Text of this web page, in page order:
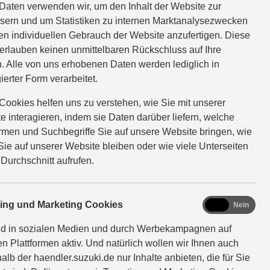
verwenden wir, um den Inhalt der Website zur
und um Statistiken zu internen Marktanalysezwecken
individuellen Gebrauch der Website anzufertigen. Diese
keinen unmittelbaren Rückschluss auf Ihre
Alle von uns erhobenen Daten werden lediglich in
Form verarbeitet.
helfen uns zu verstehen, wie Sie mit unserer
interagieren, indem sie Daten darüber liefern, welche
und Suchbegriffe Sie auf unsere Website bringen, wie
auf unserer Website bleiben oder wie viele Unterseiten
aufrufen.
und Marketing Cookies
in sozialen Medien und durch Werbekampagnen auf
Plattformen aktiv. Und natürlich wollen wir Ihnen auch
der haendler.suzuki.de nur Inhalte anbieten, die für Sie
marketing
Nein
ALLGRIP ComfortVerbrauchswerte: kombinierter
kombinierter Wert der CO2-Emission: 131 g/km; CO2-
ALLGRIP Comfort+
Verbrauchswerte: kombinierter
kombinierter Wert der CO2-Emission: 131 g/km; CO2-
ALLGRIP AT Comfort+
6,1 l/100 km; kombinierter Wert der CO2-Emission: 141
CO2-Emission: 102 g/km; CO2-Klasse: C.
Comfort+
Verbrauchswerte: gewichtet kombinierter